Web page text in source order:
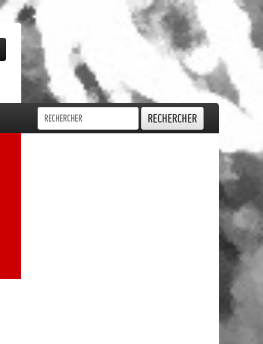
Rechercher